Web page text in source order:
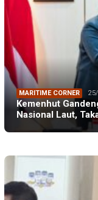
MARITIME CORNER
Kemenhut
Nasional Laut,